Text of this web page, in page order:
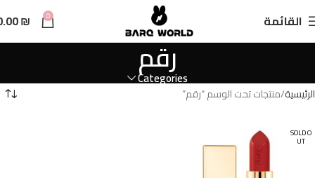
القائمة 0
₪
رقم
Categories
الرئيسية منتجات تحت الوسم “رقم”
SOLD O
UT